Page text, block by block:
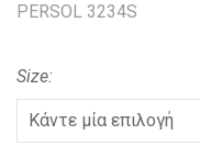
PERSOL 3234S
Size